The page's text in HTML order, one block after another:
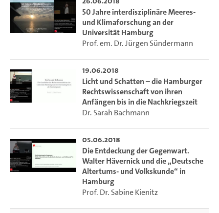
50 Jahre interdisziplinäre Meeres-
und Klimaforschung an der
Universität Hamburg
Prof. em. Dr. Jürgen Sündermann
19.06.2018
Licht und Schatten – die Hamburger
Rechtswissenschaft von ihren
Anfängen bis in die Nachkriegszeit
Dr. Sarah Bachmann
05.06.2018
Die Entdeckung der Gegenwart.
Walter Hävernick und die „Deutsche
Altertums- und Volkskunde“ in
Hamburg
Prof. Dr. Sabine Kienitz